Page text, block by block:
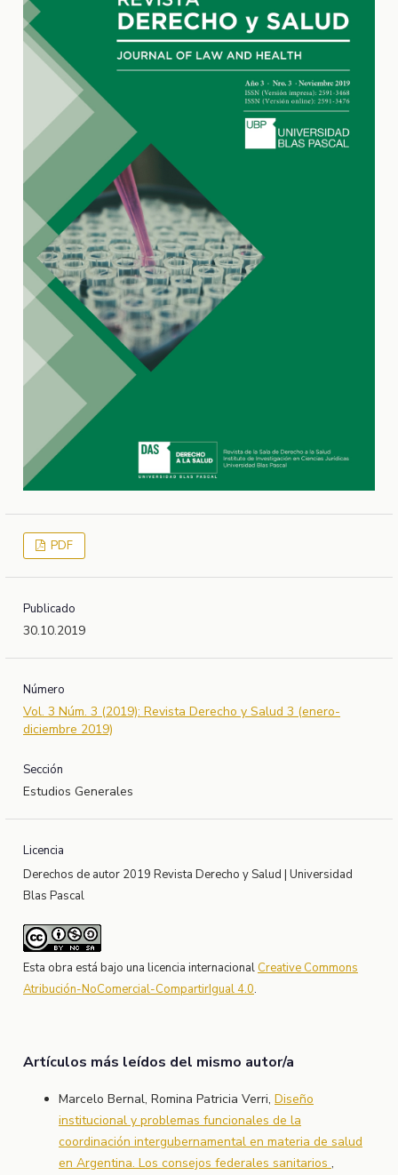
PDF
Publicado
30.10.2019
Número
Vol. 3 Núm. 3 (2019): Revista Derecho y Salud 3 (enero-
diciembre 2019)
Sección
Estudios Generales
Licencia
Derechos de autor 2019 Revista Derecho y Salud | Universidad
Blas Pascal
Esta obra está bajo una licencia internacional Creative Commons
Atribución-NoComercial-CompartirIgual 4.0.
Artículos más leídos del mismo autor/a
Marcelo Bernal, Romina Patricia Verri, Diseño
institucional y problemas funcionales de la
coordinación intergubernamental en materia de salud
en Argentina. Los consejos federales sanitarios ,